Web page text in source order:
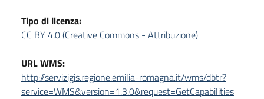
Tipo di licenza:
CC BY 4.0 (Creative Commons - Attribuzione)
URL WMS:
http://servizigis.regione.emilia-romagna.it/wms/dbtr?
service=WMS&version=1.3.0&request=GetCapabilities